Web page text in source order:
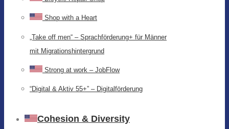
Shop with a Heart
„Take off men“ – Sprachförderung+ für Männer
mit Migrationshintergrund
Strong at work – JobFlow
“Digital & Aktiv 55+” – Digitalförderung
Cohesion & Diversity